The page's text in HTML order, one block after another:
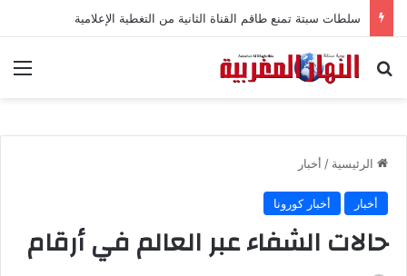
سلطات سبتة تمنع طاقم القناة الثانية من التغطية الإعلامية
بحث عن
الرئيسية / أخبار
أخبار أخبار كورونا
حالات الشفاء عبر العالم في أرقام